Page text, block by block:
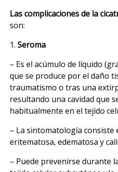
Las complicaciones de la
son:
1. Seroma
– Es el acúmulo de líquido
que se produce por el daño
traumatismo o tras una
resultando una cavidad que
habitualmente en el tejido
– La sintomatología consiste
eritematosa, edematosa y
– Puede prevenirse durante